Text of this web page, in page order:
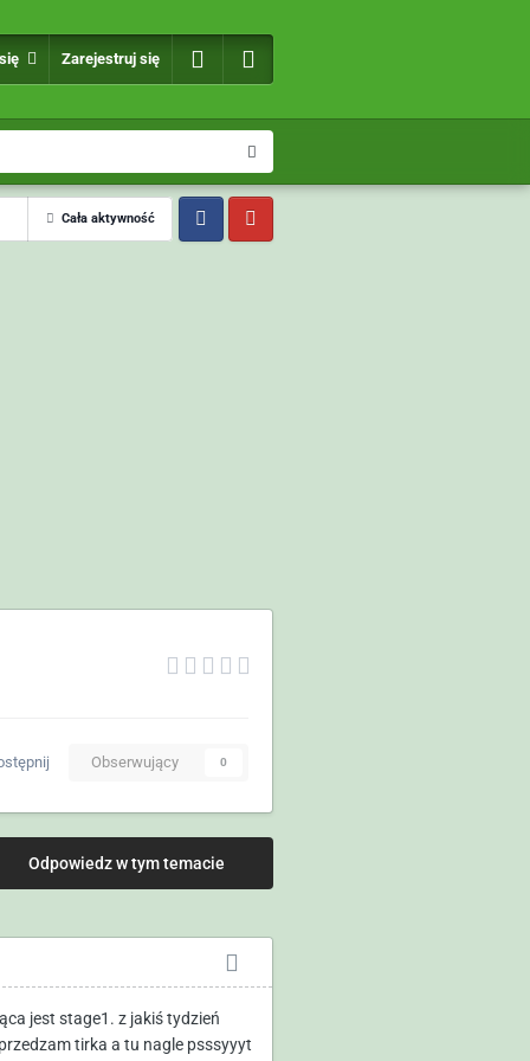
Zarejestruj się
Cała aktywność
Obserwujący 0
Odpowiedz w tym temacie
jest stage1. z jakiś tydzień
tirka a tu nagle psssyyyt